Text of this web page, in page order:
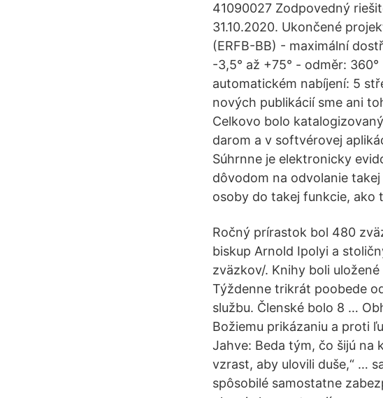
41090027 Zodpovedný
31.10.2020. Ukončené
(ERFB-BB) - maximální
-3,5° až +75° - odměr:
automatickém nabíjení: 5
nových publikácií sme ani
Celkovo bolo
darom a v softvérovej
Súhrnne je elektronicky
dôvodom na odvolanie
osoby do takej funkcie, ako
Ročný prírastok bol 480
biskup Arnold Ipolyi a
zväzkov/. Knihy boli
Týždenne trikrát poobede
službu. Členské bolo 8 …
Božiemu prikázaniu a proti
Jahve: Beda tým, čo šijú na
vzrast, aby ulovili duše,“ …
spôsobilé samostatne